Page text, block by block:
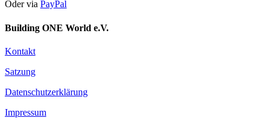
Oder via PayPal
Building ONE World e.V.
Kontakt
Satzung
Datenschutzerklärung
Impressum